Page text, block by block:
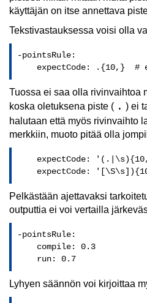
käyttäjän on itse annettava
Tekstivastauksessa voisi olla
-pointsRule:
expectCode: .{10,}  #
Tuossa ei saa olla rivinvaihtoa
koska oletuksena piste ( . ) ei
halutaan että myös rivinvaihto
merkkiin, muoto pitää olla
expectCode:
expectCode:
Pelkästään ajettavaksi
outputtia ei voi vertailla
-pointsRule:
    compile: 0.3
    run: 0.7
Lyhyen säännön voi kirjoittaa